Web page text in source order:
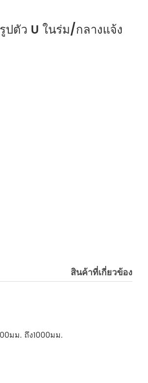
tiếng việt
ตัว U ในร่ม/กลางแจ้ง
สินค้าที่เกี่ยวข้อง
มม. ถึง1000มม.